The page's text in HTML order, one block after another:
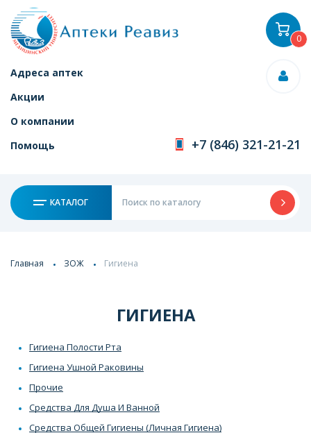
Адреса аптек
Акции
О компании
Помощь
+7 (846) 321-21-21
КАТАЛОГ
0
Главная ЗОЖ Гигиена
ГИГИЕНА
Гигиена Полости Рта
Гигиена Ушной Раковины
Прочие
Средства Для Душа И Ванной
Средства Общей Гигиены (Личная Гигиена)